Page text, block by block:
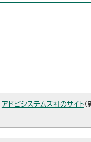
アドビシステムズ社のサイト